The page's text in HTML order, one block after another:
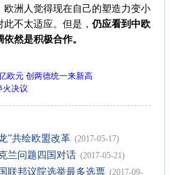
洲人觉得现在自己的塑造力变小
不太适应。但是， 仍应看到中欧
然是积极合作。
欧元 创两德统一来新高
火决议
”共绘欧盟改革 (2017-05-17)
兰问题四国对话 (2017-05-21)
联邦议院选举最多选票 (2017-09-